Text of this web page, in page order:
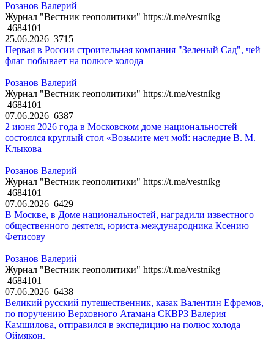
Розанов Валерий
Журнал "Вестник геополитики" https://t.me/vestnikg
4684101
25.06.2026 3715
Первая в России строительная компания "Зеленый Сад", чей
флаг побывает на полюсе холода
Розанов Валерий
Журнал "Вестник геополитики" https://t.me/vestnikg
4684101
07.06.2026 6387
2 июня 2026 года в Московском доме национальностей
состоялся круглый стол «Возьмите меч мой: наследие В. М.
Клыкова
Розанов Валерий
Журнал "Вестник геополитики" https://t.me/vestnikg
4684101
07.06.2026 6429
В Москве, в Доме национальностей, наградили известного
общественного деятеля, юриста-международника Ксению
Фетисову
Розанов Валерий
Журнал "Вестник геополитики" https://t.me/vestnikg
4684101
07.06.2026 6438
Великий русский путешественник, казак Валентин Ефремов,
по поручению Верховного Атамана СКВРЗ Валерия
Камшилова, отправился в экспедицию на полюс холода
Оймякон.